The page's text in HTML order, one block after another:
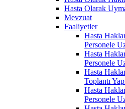
Hasta Olarak
Mevzuat
Faaliyetler
Hasta
Personele
Hasta
Personele
Hasta
Toplantı
Hasta
Personele